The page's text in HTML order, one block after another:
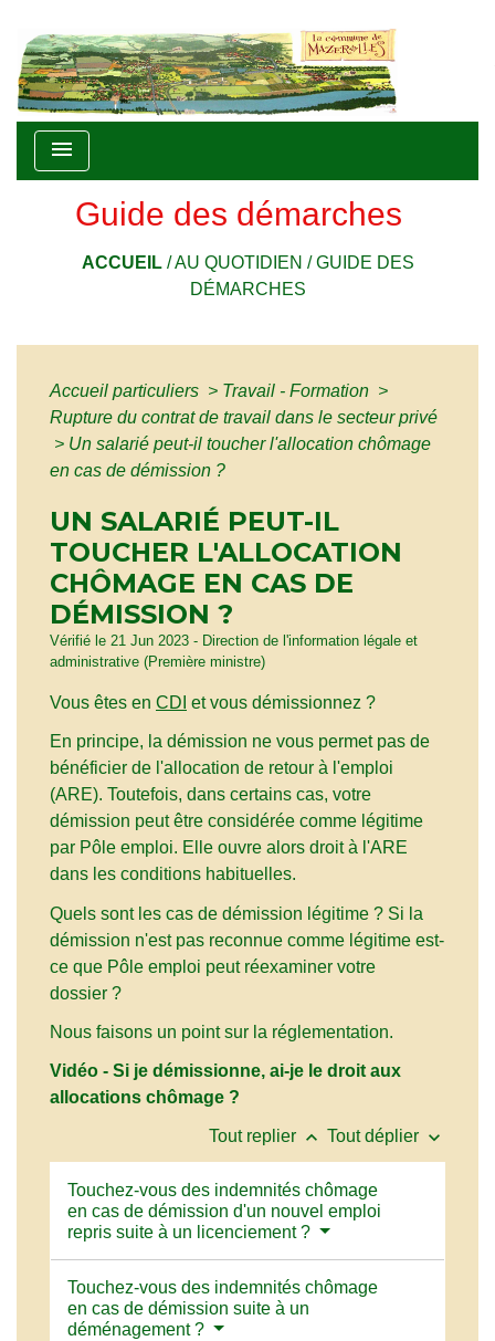
menu
Guide des démarches
ACCUEIL/AU QUOTIDIEN /GUIDE DES
DÉMARCHES
Accueil particuliers > Travail - Formation >
Rupture du contrat de travail dans le secteur privé
> Un salarié peut-il toucher l'allocation chômage
en cas de démission ?
UN SALARIÉ PEUT-IL
TOUCHER L'ALLOCATION
CHÔMAGE EN CAS DE
DÉMISSION ?
Vérifié le 21 Jun 2023 - Direction de l'information légale et
administrative (Première ministre)
Vous êtes en CDI et vous démissionnez ?
En principe, la démission ne vous permet pas de
bénéficier de l'allocation de retour à l'emploi
(ARE). Toutefois, dans certains cas, votre
démission peut être considérée comme légitime
par Pôle emploi. Elle ouvre alors droit à l'ARE
dans les conditions habituelles.
Quels sont les cas de démission légitime ? Si la
démission n'est pas reconnue comme légitime est-
ce que Pôle emploi peut réexaminer votre
dossier ?
Nous faisons un point sur la réglementation.
Vidéo - Si je démissionne, ai-je le droit aux
allocations chômage ?
Tout replier keyboard_arrow_up Tout déplier keyboard_arrow_down
Touchez-vous des indemnités chômage
en cas de démission d'un nouvel emploi
repris suite à un licenciement ?
Touchez-vous des indemnités chômage
en cas de démission suite à un
déménagement ?